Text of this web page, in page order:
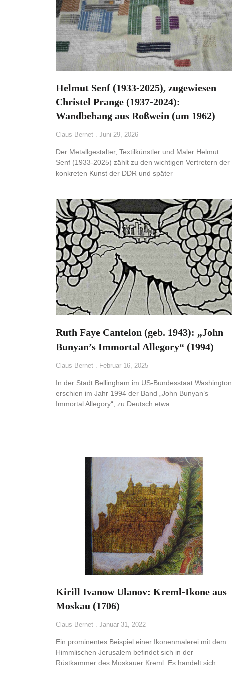
Helmut Senf (1933-2025), zugewiesen
Christel Prange (1937-2024):
Wandbehang aus Roßwein (um 1962)
Claus Bernet Juni 29, 2026
Der Metallgestalter, Textilkünstler und Maler Helmut
Senf (1933-2025) zählt zu den wichtigen Vertretern der
konkreten Kunst der DDR und später
Ruth Faye Cantelon (geb. 1943): „John
Bunyan’s Immortal Allegory“ (1994)
Claus Bernet Februar 16, 2025
In der Stadt Bellingham im US-Bundesstaat Washington
erschien im Jahr 1994 der Band „John Bunyan’s
Immortal Allegory“, zu Deutsch etwa
Kirill Ivanow Ulanov: Kreml-Ikone aus
Moskau (1706)
Claus Bernet Januar 31, 2022
Ein prominentes Beispiel einer Ikonenmalerei mit dem
Himmlischen Jerusalem befindet sich in der
Rüstkammer des Moskauer Kreml. Es handelt sich